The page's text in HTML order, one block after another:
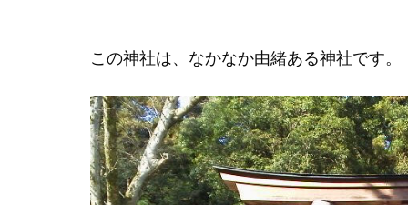
この神社は、なかなか由緒ある神社です。